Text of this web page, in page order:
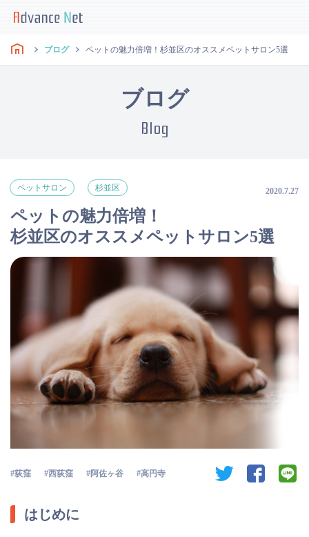
ブログ ペットの魅力倍増！杉並区のオススメペットサロン5選
ブログ
Blog
ペットサロン 杉並区 2020.7.27
ペットの魅力倍増！
杉並区のオススメペットサロン5選
荻窪 西荻窪 阿佐ヶ谷 高円寺 twitter facebook
はじめに